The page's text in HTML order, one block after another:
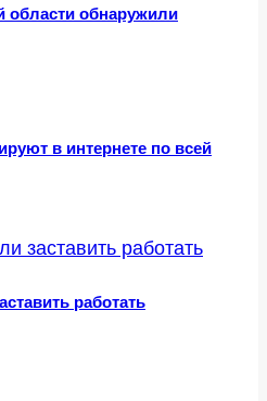
области обнаружили
в интернете по всей
работать